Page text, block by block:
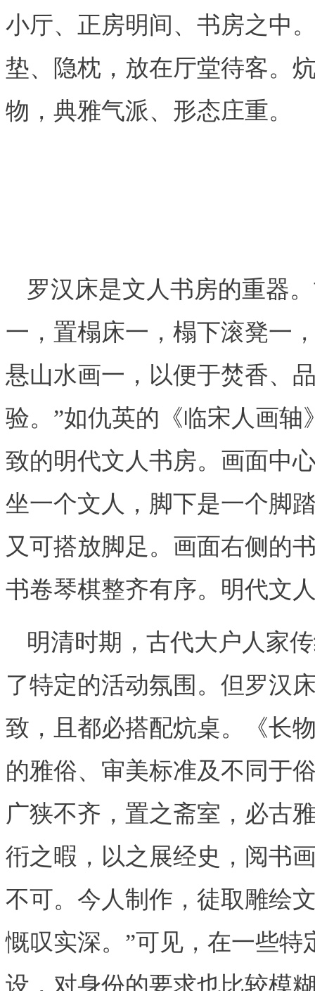
小厅、正房明间、书房之中
垫、隐枕，放在厅堂待客。
物，典雅气派、形态庄重。
罗汉床是文人书房的重器
一，置榻床一，榻下滚凳一
悬山水画一，以便于焚香、
验。”如仇英的《临宋人画
致的明代文人书房。画面中
坐一个文人，脚下是一个脚
又可搭放脚足。画面右侧的
书卷琴棋整齐有序。明代文
明清时期，古代大户人家
了特定的活动氛围。但罗汉
致，且都必搭配炕桌。《长
的雅俗、审美标准及不同于
广狭不齐，置之斋室，必古
衎之暇，以之展经史，阅书
不可。今人制作，徒取雕绘
慨叹实深。”可见，在一些
设，对身份的要求也比较模